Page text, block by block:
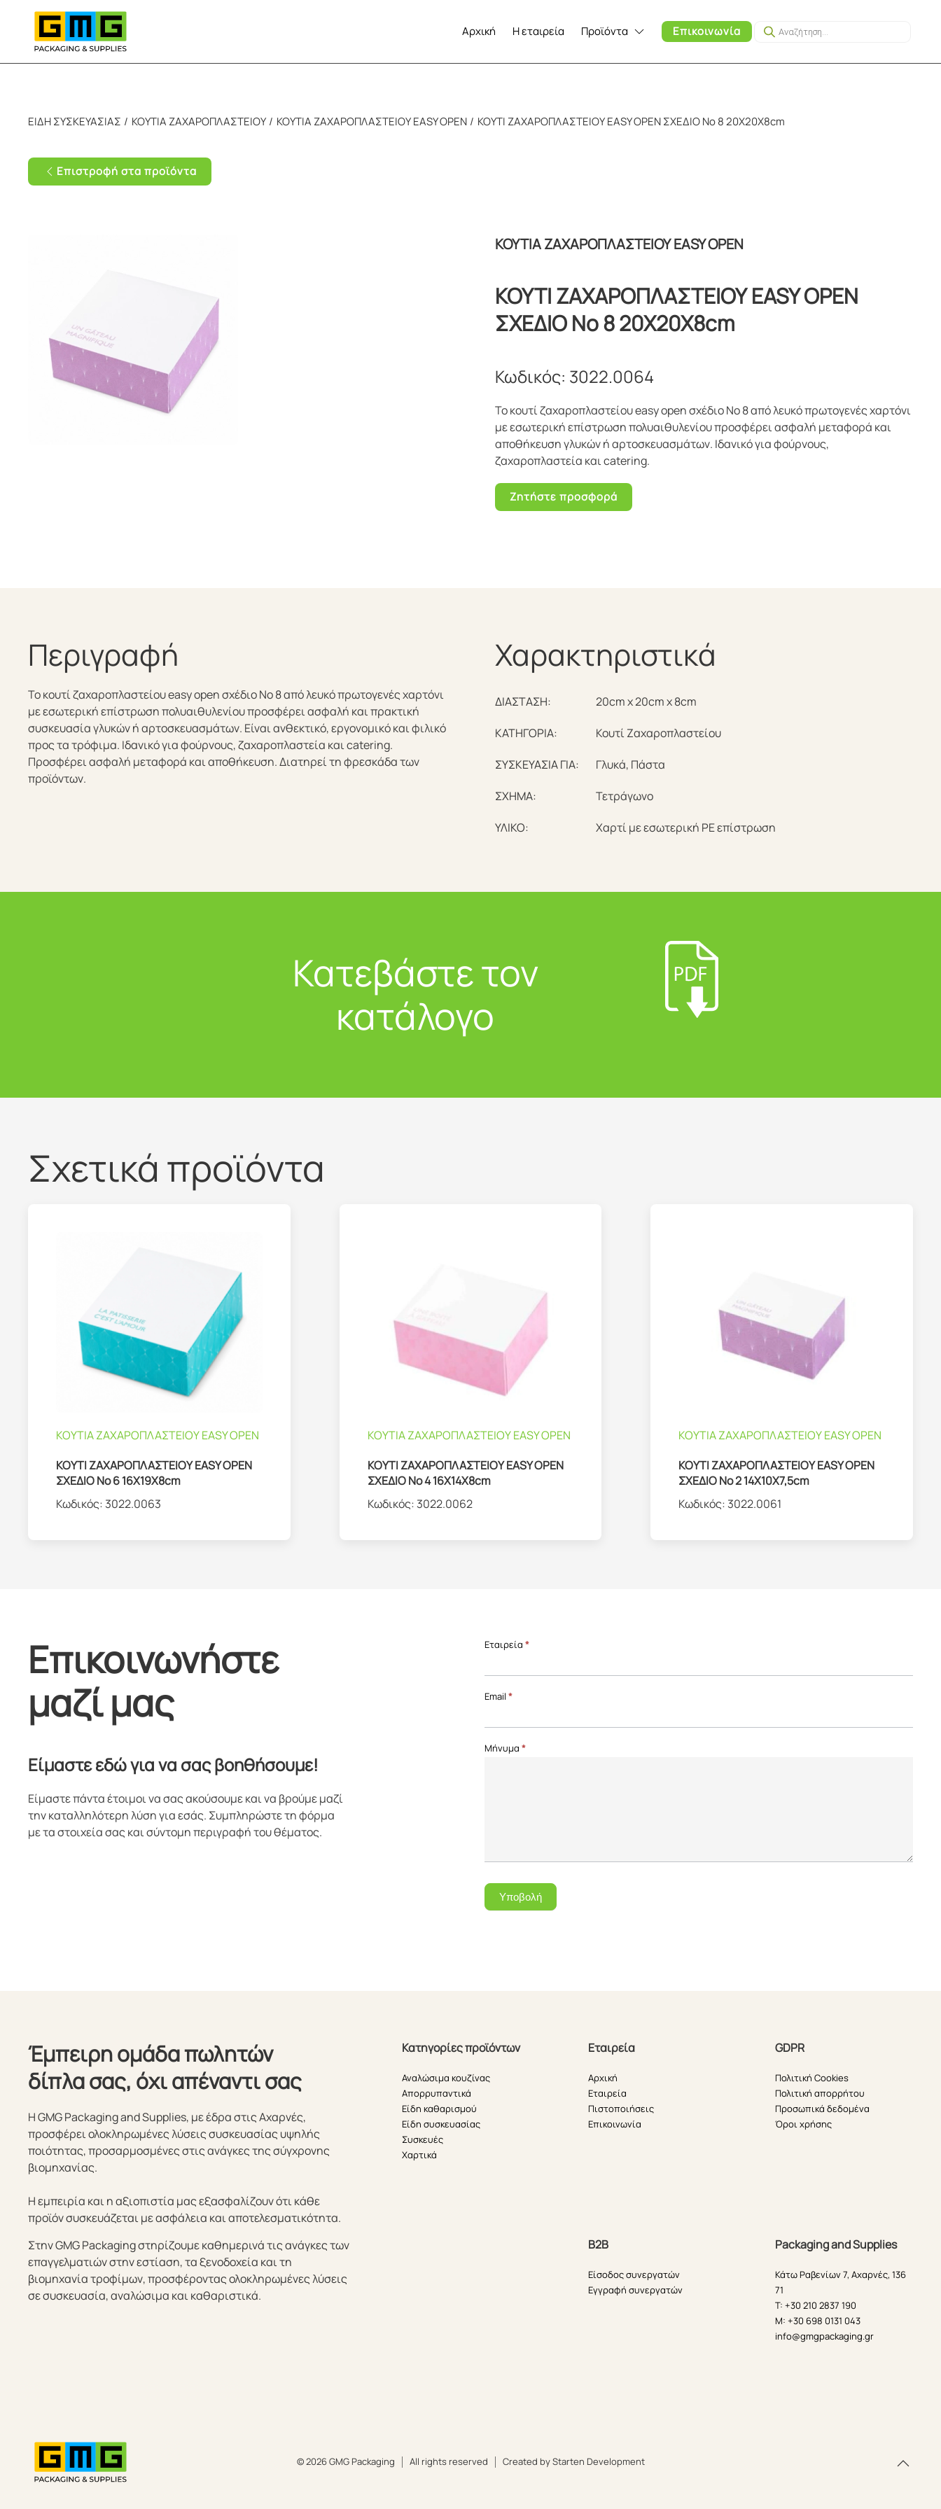
Skip to main content
Αρχική Η εταιρεία Προϊόντα Επικοινωνία Products
search
ΕΙΔΗ ΣΥΣΚΕΥΑΣΙΑΣ ΚΟΥΤΙΑ ΖΑΧΑΡΟΠΛΑΣΤΕΙΟΥ ΚΟΥΤΙΑ ΖΑΧΑΡΟΠΛΑΣΤΕΙΟΥ EASY OPEN ΚΟΥΤΙ ΖΑΧΑΡΟΠΛΑΣΤΕΙΟΥ EASY OPEN ΣΧΕΔΙΟ No 8 20Χ20Χ8cm
Επιστροφή στα προϊόντα
ΚΟΥΤΙΑ ΖΑΧΑΡΟΠΛΑΣΤΕΙΟΥ EASY OPEN
ΚΟΥΤΙ ΖΑΧΑΡΟΠΛΑΣΤΕΙΟΥ EASY OPEN
ΣΧΕΔΙΟ No 8 20Χ20Χ8cm
Κωδικός: 3022.0064
Το κουτί ζαχαροπλαστείου easy open σχέδιο Νο 8 από λευκό πρωτογενές χαρτόνι
με εσωτερική επίστρωση πολυαιθυλενίου προσφέρει ασφαλή μεταφορά και
αποθήκευση γλυκών ή αρτοσκευασμάτων. Ιδανικό για φούρνους,
ζαχαροπλαστεία και catering.
Ζητήστε προσφορά
Περιγραφή
Το κουτί ζαχαροπλαστείου easy open σχέδιο Νο 8 από λευκό πρωτογενές χαρτόνι
με εσωτερική επίστρωση πολυαιθυλενίου προσφέρει ασφαλή και πρακτική
συσκευασία γλυκών ή αρτοσκευασμάτων. Είναι ανθεκτικό, εργονομικό και φιλικό
προς τα τρόφιμα. Ιδανικό για φούρνους, ζαχαροπλαστεία και catering.
Προσφέρει ασφαλή μεταφορά και αποθήκευση. Διατηρεί τη φρεσκάδα των
προϊόντων.
Χαρακτηριστικά
ΔΙΑΣΤΑΣΗ: 20cm x 20cm x 8cm
ΚΑΤΗΓΟΡΙΑ: Κουτί Ζαχαροπλαστείου
ΣΥΣΚΕΥΑΣΙΑ ΓΙΑ: Γλυκά, Πάστα
ΣΧΗΜΑ: Τετράγωνο
ΥΛΙΚΟ: Χαρτί με εσωτερική PE επίστρωση
Κατεβάστε τον
κατάλογο
Σχετικά προϊόντα
ΚΟΥΤΙΑ ΖΑΧΑΡΟΠΛΑΣΤΕΙΟΥ EASY OPEN
ΚΟΥΤΙ ΖΑΧΑΡΟΠΛΑΣΤΕΙΟΥ EASY OPEN
ΣΧΕΔΙΟ No 6 16Χ19Χ8cm
Κωδικός: 3022.0063
ΚΟΥΤΙΑ ΖΑΧΑΡΟΠΛΑΣΤΕΙΟΥ EASY OPEN
ΚΟΥΤΙ ΖΑΧΑΡΟΠΛΑΣΤΕΙΟΥ EASY OPEN
ΣΧΕΔΙΟ No 4 16Χ14Χ8cm
Κωδικός: 3022.0062
ΚΟΥΤΙΑ ΖΑΧΑΡΟΠΛΑΣΤΕΙΟΥ EASY OPEN
ΚΟΥΤΙ ΖΑΧΑΡΟΠΛΑΣΤΕΙΟΥ EASY OPEN
ΣΧΕΔΙΟ No 2 14Χ10Χ7,5cm
Κωδικός: 3022.0061
Επικοινωνήστε
μαζί μας
Είμαστε εδώ για να σας βοηθήσουμε!
Είμαστε πάντα έτοιμοι να σας ακούσουμε και να βρούμε μαζί
την καταλληλότερη λύση για εσάς. Συμπληρώστε τη φόρμα
με τα στοιχεία σας και σύντομη περιγραφή του θέματος.
Επικοινωνία
Page
Εταιρεία *
Email *
Μήνυμα *
Υποβολή
Έμπειρη ομάδα πωλητών
δίπλα σας, όχι απέναντι σας
Η GMG Packaging and Supplies, με έδρα στις Αχαρνές,
προσφέρει ολοκληρωμένες λύσεις συσκευασίας υψηλής
ποιότητας, προσαρμοσμένες στις ανάγκες της σύγχρονης
βιομηχανίας.
Η εμπειρία και η αξιοπιστία μας εξασφαλίζουν ότι κάθε
προϊόν συσκευάζεται με ασφάλεια και αποτελεσματικότητα.
Κατηγορίες προϊόντων
Αναλώσιμα κουζίνας
Απορρυπαντικά
Είδη καθαρισμού
Είδη συσκευασίας
Συσκευές
Χαρτικά
Εταιρεία
Αρχική
Εταιρεία
Πιστοποιήσεις
Επικοινωνία
GDPR
Πολιτική Cookies
Πολιτική απορρήτου
Προσωπικά δεδομένα
Όροι χρήσης
Στην GMG Packaging στηρίζουμε καθημερινά τις ανάγκες των
επαγγελματιών στην εστίαση, τα ξενοδοχεία και τη
βιομηχανία τροφίμων, προσφέροντας ολοκληρωμένες λύσεις
σε συσκευασία, αναλώσιμα και καθαριστικά.
B2B
Είσοδος συνεργατών
Εγγραφή συνεργατών
Packaging and Supplies
Κάτω Ραβενίων 7, Αχαρνές, 136
71
T: +30 210 2837 190
M: +30 698 0131 043
info@gmgpackaging.gr
© 2026 GMG Packaging All rights reserved Created by Starten Development